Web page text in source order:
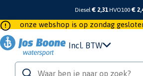
Diesel€ 2,31 HVO100 €
onze webshop is op zondag
Incl. BTW